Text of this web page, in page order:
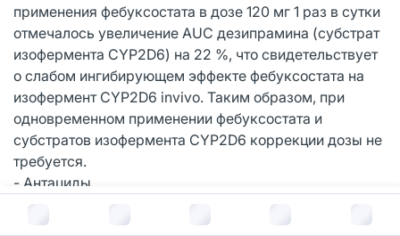
применения фебуксостата в дозе 120 мг 1 раз в сутки
отмечалось увеличение AUC дезипрамина (субстрат
изофермента CYP2D6) на 22 %, что свидетельствует
о слабом ингибирующем эффекте фебуксостата на
изофермент CYP2D6 invivo. Таким образом, при
одновременном применении фебуксостата и
субстратов изофермента CYP2D6 коррекции дозы не
требуется.
- Антациды
антацидами(лекарственные препараты, которые